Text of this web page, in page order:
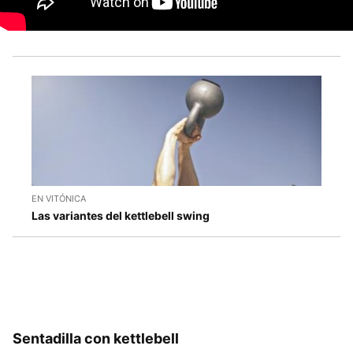
EN VITÓNICA
Las variantes del kettlebell swing
Sentadilla con kettlebell